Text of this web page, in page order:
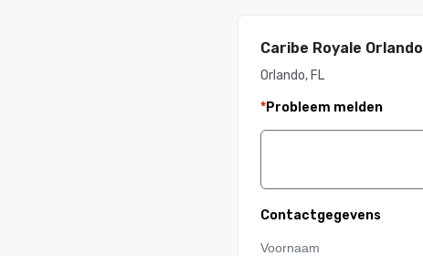
Caribe Royale Orlando
Orlando, FL
*Probleem melden
Contactgegevens
Voornaam